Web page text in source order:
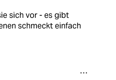
sich vor - es gibt
schmeckt einfach